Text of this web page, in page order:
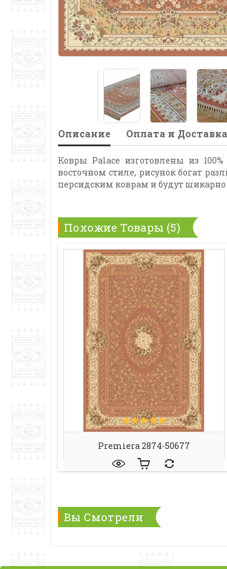
Описание Оплата и Доставка
Ковры Palace изготовлены из
восточном стиле, рисунок богат
персидским коврам и будут
Похожие Товары (5)
Premiera 2874-50677
Вы Смотрели